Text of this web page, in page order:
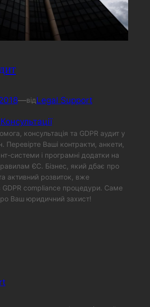
—відLegal Support
консультація та GDPR аудит у
Перевірте Ваші контракти, анкети,
системи і програмні додатки на
ЄС. Бізнес, який дбає про
активний розвиток, вже
GDPR compliance процедури. Саме
Ваш юридичний захист!